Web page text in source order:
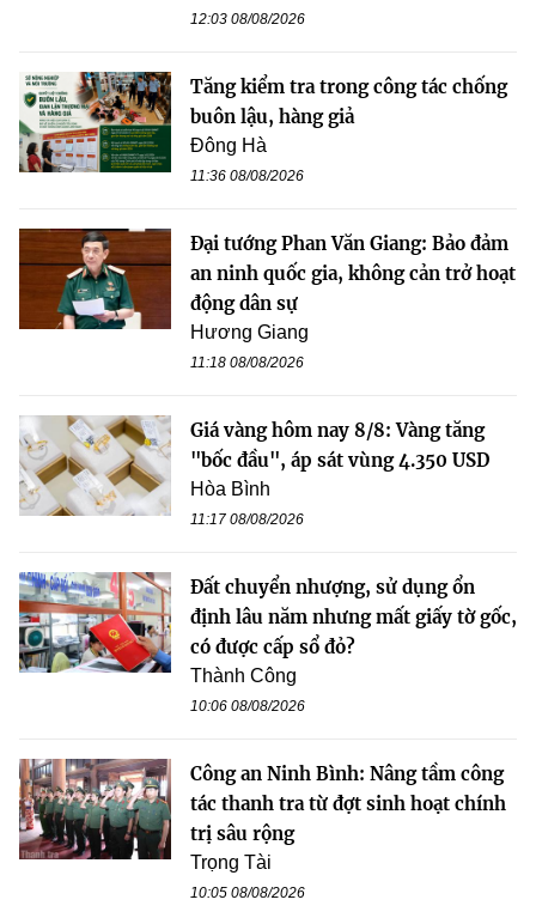
12:03 08/08/2026
Tăng kiểm tra trong công tác chống
buôn lậu, hàng giả
Đông Hà
11:36 08/08/2026
Đại tướng Phan Văn Giang: Bảo đảm
an ninh quốc gia, không cản trở hoạt
động dân sự
Hương Giang
11:18 08/08/2026
Giá vàng hôm nay 8/8: Vàng tăng
"bốc đầu", áp sát vùng 4.350 USD
Hòa Bình
11:17 08/08/2026
Đất chuyển nhượng, sử dụng ổn
định lâu năm nhưng mất giấy tờ gốc,
có được cấp sổ đỏ?
Thành Công
10:06 08/08/2026
Công an Ninh Bình: Nâng tầm công
tác thanh tra từ đợt sinh hoạt chính
trị sâu rộng
Trọng Tài
10:05 08/08/2026